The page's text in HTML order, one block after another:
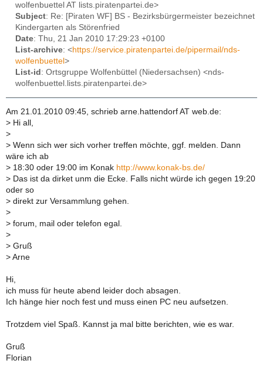
wolfenbuettel AT lists.piratenpartei.de>
Subject: Re: [Piraten WF] BS - Bezirksbürgermeister bezeichnet
Kindergarten als Störenfried
Date: Thu, 21 Jan 2010 17:29:23 +0100
List-archive: <https://service.piratenpartei.de/pipermail/nds-
wolfenbuettel >
List-id : Ortsgruppe Wolfenbüttel (Niedersachsen) <nds-
wolfenbuettel.lists.piratenpartei.de>
Am 21.01.2010 09:45, schrieb arne.hattendorf AT web.de:
> Hi all,
>
> Wenn sich wer sich vorher treffen möchte, ggf. melden. Dann
wäre ich ab
> 18:30 oder 19:00 im Konak http://www.konak-bs.de/
> Das ist da dirket unm die Ecke. Falls nicht würde ich gegen 19:20
oder so
> direkt zur Versammlung gehen.
>
> forum, mail oder telefon egal.
>
> Gruß
> Arne
Hi,
ich muss für heute abend leider doch absagen.
Ich hänge hier noch fest und muss einen PC neu aufsetzen.
Trotzdem viel Spaß. Kannst ja mal bitte berichten, wie es war.
Gruß
Florian